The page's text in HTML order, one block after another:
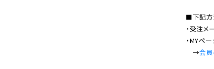
■下記方
・受注
・MYペ
→会